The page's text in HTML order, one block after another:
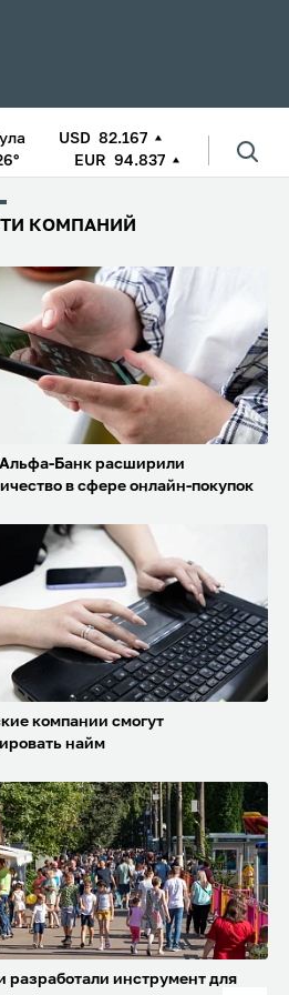
USD 82.167
EUR 94.837
КОМПАНИЙ
Банк расширили
в сфере онлайн-покупок
компании смогут
найм
разработали инструмент для